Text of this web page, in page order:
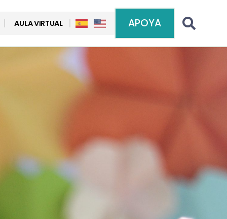
AULA VIRTUAL APOYA